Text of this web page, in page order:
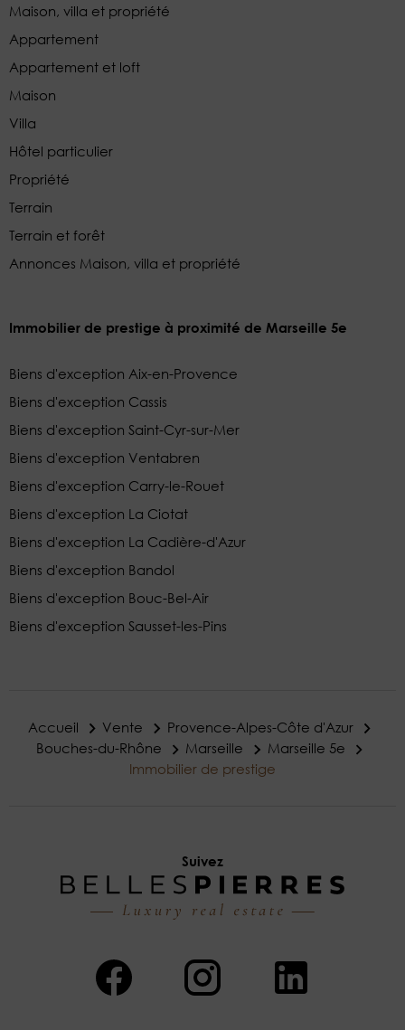
Maison, villa et propriété
Appartement
Appartement et loft
Maison
Villa
Hôtel particulier
Propriété
Terrain
Terrain et forêt
Annonces Maison, villa et propriété
Immobilier de prestige à proximité de Marseille 5e
Biens d'exception Aix-en-Provence
Biens d'exception Cassis
Biens d'exception Saint-Cyr-sur-Mer
Biens d'exception Ventabren
Biens d'exception Carry-le-Rouet
Biens d'exception La Ciotat
Biens d'exception La Cadière-d'Azur
Biens d'exception Bandol
Biens d'exception Bouc-Bel-Air
Biens d'exception Sausset-les-Pins
Accueil Vente
Provence-Alpes-Côte d'Azur
Bouches-du-Rhône
Marseille
Marseille 5e
Immobilier de prestige
Suivez